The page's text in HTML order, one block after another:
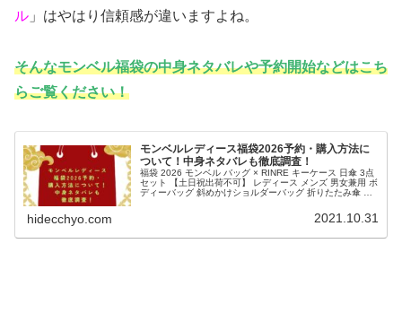
ル 」はやはり信頼感が違いますよね。
そんなモンベル福袋の中身ネタバレや予約開始などはこち
らご覧ください！
モンベルレディース福袋2026予約・購入方法に
ついて！中身ネタバレも徹底調査！
福袋 2026 モンベル バッグ × RINRE キーケース 日傘 3点
セット 【土日祝出荷不可】 レディース メンズ 男女兼用 ボ
ディーバッグ 斜めかけショルダーバッグ 折りたたみ傘 晴
hidecchyo.com 2021.10.31